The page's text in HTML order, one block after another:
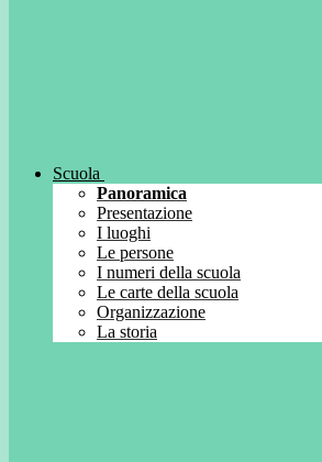
Scuola
Panoramica
Presentazione
I luoghi
Le persone
I numeri della scuola
Le carte della scuola
Organizzazione
La storia